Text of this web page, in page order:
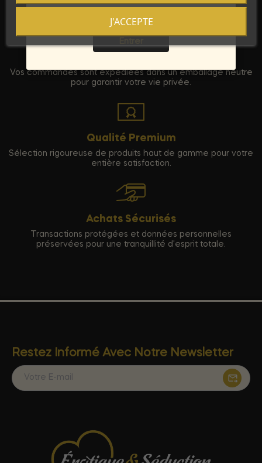
Vos commandes sont expédiées dans un emballage neutre
pour garantir votre vie privée.
Qualité Premium
Sélection rigoureuse de produits haut de gamme pour votre
entière satisfaction.
Achats Sécurisés
Transactions protégées et données personnelles
préservées pour une tranquillité d'esprit totale.
Restez Informé Avec Notre Newsletter
J'ACCEPTE
Sortie